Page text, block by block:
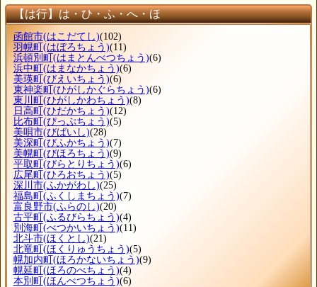
【は行】は・ひ・ふ・へ・ほ
函館市(はこだてし)(102)
羽幌町(はぼろちょう)(11)
浜頓別町(はまとんべつちょう)(6)
浜中町(はまなかちょう)(6)
美瑛町(びえいちょう)(6)
東神楽町(ひがしかぐらちょう)(6)
東川町(ひがしかわちょう)(8)
日高町(ひだかちょう)(12)
比布町(ぴっぷちょう)(5)
美唄市(びばいし)(28)
美深町(びふかちょう)(7)
美幌町(びほろちょう)(9)
平取町(びらとりちょう)(6)
広尾町(ひろおちょう)(5)
深川市(ふかがわし)(25)
福島町(ふくしまちょう)(7)
富良野市(ふらのし)(20)
古平町(ふるびらちょう)(4)
別海町(べつかいちょう)(11)
北斗市(ほくとし)(21)
北竜町(ほくりゅうちょう)(5)
幌加内町(ほろかないちょう)(9)
幌延町(ほろのべちょう)(4)
本別町(ほんべつちょう)(6)